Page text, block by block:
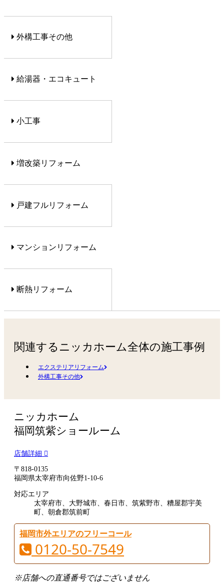
外構工事その他
給湯器・エコキュート
小工事
増改築リフォーム
戸建フルリフォーム
マンションリフォーム
断熱リフォーム
関連するニッカホーム全体の施工事例
エクステリアリフォーム
外構工事その他
ニッカホーム
福岡筑紫ショールーム
店舗詳細
〒818-0135
福岡県太宰府市向佐野1-10-6
対応エリア
太宰府市、大野城市、春日市、筑紫野市、糟屋郡宇美
町、朝倉郡筑前町
福岡市外エリアのフリーコール
0120-50-7549
※店舗への直通番号ではございません